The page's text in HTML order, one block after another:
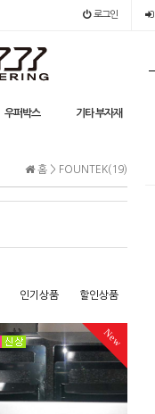
로그인
우퍼박스 기타 부자재
홈 > FOUNTEK(19)
인기상품 할인상품
New